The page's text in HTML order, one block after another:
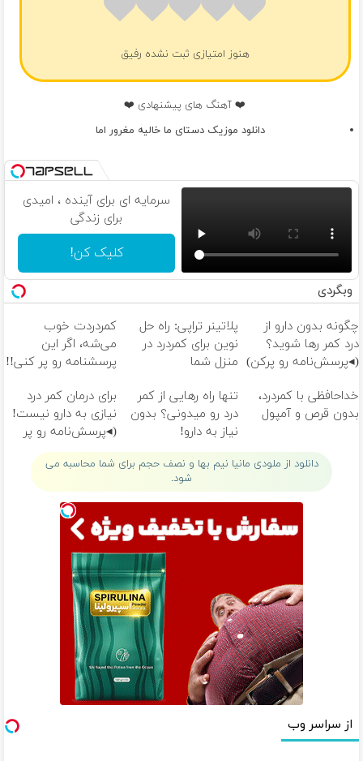
هنوز امتیازی ثبت نشده رفیق
❤️ آهنگ های پیشنهادی ❤️
دانلود موزیک دستای ما خالیه مغرور اما
سرمایه ای برای آینده ، امیدی
برای زندگی
کلیک کن!
وبگردی
چگونه بدون دارو از
درد کمر رها شوید؟
(◂پرسش‌نامه رو پرکن)
پلاتینر تراپی: راه حل
نوین برای کمردرد در
منزل شما
کمردردت خوب
می‌شه، اگر این
پرسشنامه رو پر کنی!!
خداحافظی با کمردرد،
بدون قرص و آمپول
تنها راه رهایی از کمر
درد رو میدونی؟ بدون
نیاز به دارو!
(◂پرسش‌نامه)
برای درمان کمر درد
نیازی به دارو نیست!
(◂پرسش‌نامه رو پر
کن)
دانلود از ملودی مانیا نیم بها و نصف حجم برای شما محاسبه می
شود.
از سراسر وب